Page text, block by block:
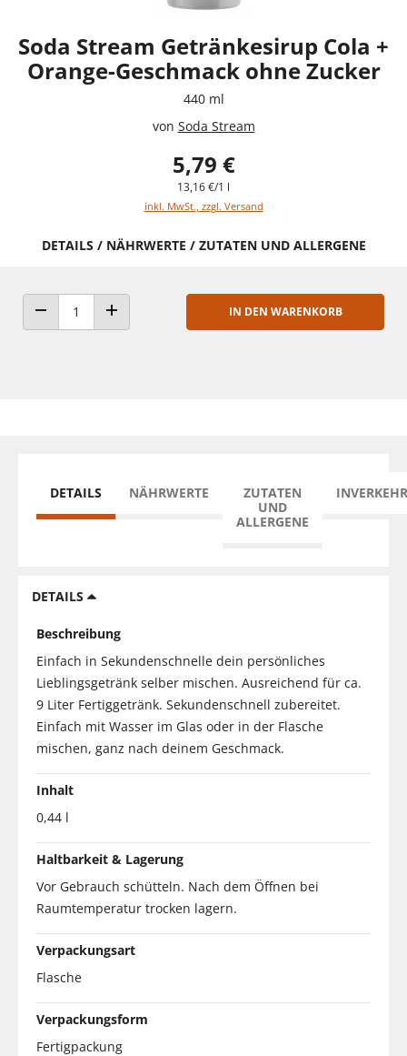
Soda Stream Getränkesirup Cola +
Orange-Geschmack ohne Zucker
440 ml
von Soda Stream
5,79 €
13,16 €/1 l
inkl. MwSt., zzgl. Versand
DETAILS / NÄHRWERTE / ZUTATEN UND ALLERGENE
ANZAHL VERRINGERNANZAHL ERHÖHEN
IN DEN WARENKORB
DETAILS NÄHRWERTE
ZUTATEN
UND
ALLERGENE
DETAILS
Beschreibung
Einfach in Sekundenschnelle dein persönliches
Lieblingsgetränk selber mischen. Ausreichend für ca.
9 Liter Fertiggetränk. Sekundenschnell zubereitet.
Einfach mit Wasser im Glas oder in der Flasche
mischen, ganz nach deinem Geschmack.
Inhalt
0,44 l
Haltbarkeit & Lagerung
Vor Gebrauch schütteln. Nach dem Öffnen bei
Raumtemperatur trocken lagern.
Verpackungsart
Flasche
Verpackungsform
Fertigpackung